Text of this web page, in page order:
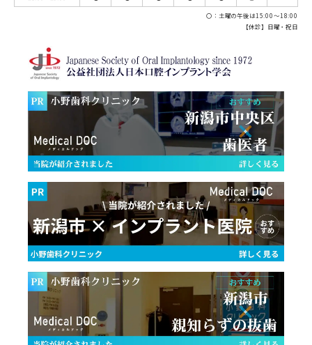
〇：土曜の午後は15:00～18:00
【休診】日曜・祝日